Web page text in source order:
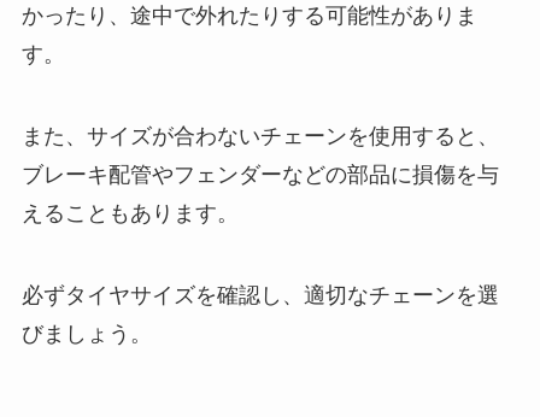
かったり、途中で外れたりする可能性がありま
す。
また、サイズが合わないチェーンを使用すると、
ブレーキ配管やフェンダーなどの部品に損傷を与
えることもあります。
必ずタイヤサイズを確認し、適切なチェーンを選
びましょう。